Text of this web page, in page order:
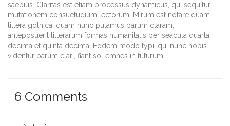
saepius. Claritas est etiam processus dynamicus, qui sequitur
mutationem consuetudium lectorum. Mirum est notare quam
littera gothica, quam nunc putamus parum claram,
anteposuerit litterarum formas humanitatis per seacula quarta
decima et quinta decima. Eodem modo typi, qui nunc nobis
videntur parum clari, fiant sollemnes in futurum.
6 Comments